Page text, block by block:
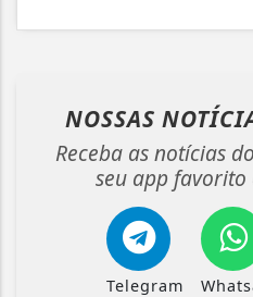
NOSSAS
Receba as notícias
seu app favorito
Telegram